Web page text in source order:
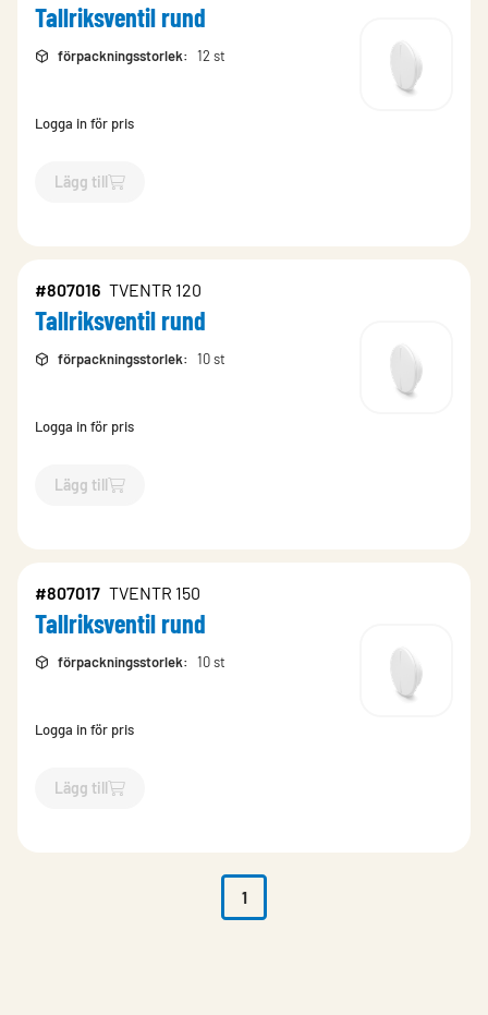
Tallriksventil rund
förpackningsstorlek: 12 st
Logga in för pris
Lägg till
`$Lägg till
#807016 TVENTR 120
Tallriksventil rund
förpackningsstorlek: 10 st
Logga in för pris
Lägg till
`$Lägg till
#807017 TVENTR 150
Tallriksventil rund
förpackningsstorlek: 10 st
Logga in för pris
Lägg till
`$Lägg till
1